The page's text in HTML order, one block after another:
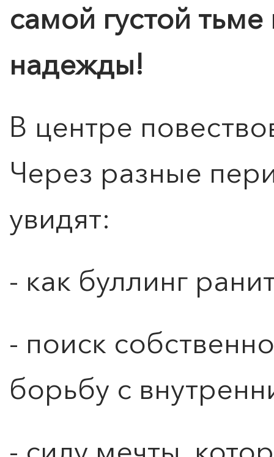
самой густой тьме
надежды!
В центре
Через разные
увидят:
- как буллинг
- поиск
борьбу с